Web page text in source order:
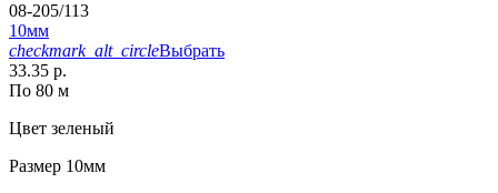
08-205/113
10мм
checkmark_alt_circleВыбрать
33.35 р.
По 80 м
Цвет зеленый
Размер 10мм